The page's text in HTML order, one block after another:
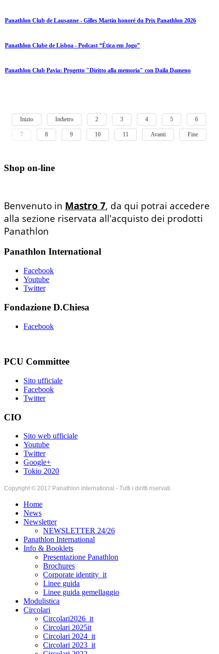
Panathlon Club de Lausanne - Gilles Martin honoré du Prix Panathlon 2026
Panathlon Clube de Lisboa - Podcast “Ética em Jogo”
Panathlon Club Pavia: Progetto "Diritto alla memoria" con Daila Dameno
Inizio Indietro 2 3 4 5 6
7 8 9 10 11 Avanti Fine
Shop on-line
Benvenuto in Mastro 7, da qui potrai accedere
alla sezione riservata all'acquisto dei prodotti
Panathlon
Panathlon International
Facebook
Youtube
Twitter
Fondazione D.Chiesa
Facebook
PCU Committee
Sito ufficiale
Facebook
Twitter
CIO
Sito web ufficiale
Youtube
Twitter
Google+
Tokio 2020
Copyright © 2017 Panathlon International - Tutti i diritti riservati.
Home
News
Newsletter
NEWSLETTER 24/26
Panathlon International
Info & Booklets
Presentazione Panathlon
Brochures
Corporate identity_it
Linee guida
Linee guida gemellaggio
Modulistica
Circolari
Circolari2026_it
Circolari 2025it
Circolari 2024_it
Circolari 2023_it